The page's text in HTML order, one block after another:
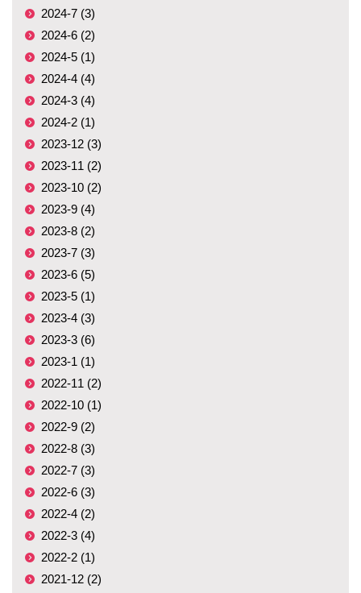
2024-7 (3)
2024-6 (2)
2024-5 (1)
2024-4 (4)
2024-3 (4)
2024-2 (1)
2023-12 (3)
2023-11 (2)
2023-10 (2)
2023-9 (4)
2023-8 (2)
2023-7 (3)
2023-6 (5)
2023-5 (1)
2023-4 (3)
2023-3 (6)
2023-1 (1)
2022-11 (2)
2022-10 (1)
2022-9 (2)
2022-8 (3)
2022-7 (3)
2022-6 (3)
2022-4 (2)
2022-3 (4)
2022-2 (1)
2021-12 (2)